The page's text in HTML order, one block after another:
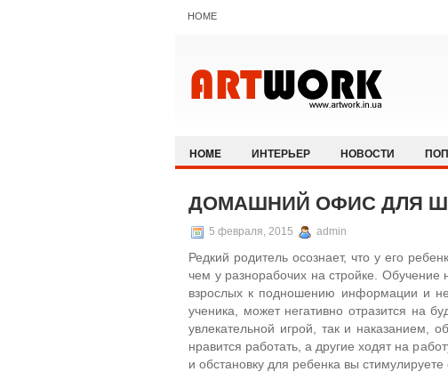
HOME
HOME ИНТЕРЬЕР НОВОСТИ
ДОМАШНИЙ ОФИС ДЛЯ
5 февраля, 2015 admin
Редкий родитель осознает, что у его
чем у разнорабочих на стройке. Обучение
взрослых к подношению информации и
ученика, может негативно отразится на
увлекательной игрой, так и наказанием,
нравится работать, а другие ходят на
и обстановку для ребенка вы стимулируете